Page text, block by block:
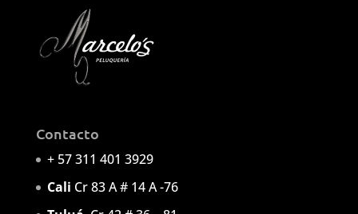
Contacto
+ 57 311 401 3929
Cali Cr 83 A # 14 A -76